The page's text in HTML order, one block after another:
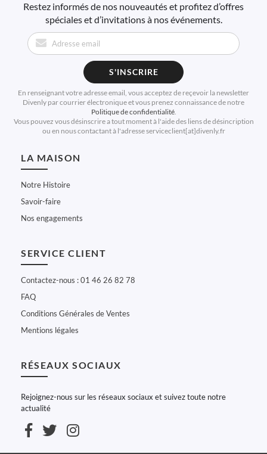
Restez informés de nos nouveautés et profitez d’offres
spéciales et d’invitations à nos événements.
S'INSCRIRE
En renseignant votre adresse email, vous acceptez de reçevoir la newsletter
Divenly par courrier électronique et vous prenez connaissance de notre
Politique de confidentialité.
Vous pouvez vous désinscrire a tout moment à l'aide des liens de désincription
ou en nous contactant à l'adresse serviceclient[at]divenly.fr
LA MAISON
Notre Histoire
Savoir-faire
Nos engagements
SERVICE CLIENT
Contactez-nous : 01 46 26 82 78
FAQ
Conditions Générales de Ventes
Mentions légales
RÉSEAUX SOCIAUX
Rejoignez-nous sur les réseaux sociaux et suivez toute notre
actualité